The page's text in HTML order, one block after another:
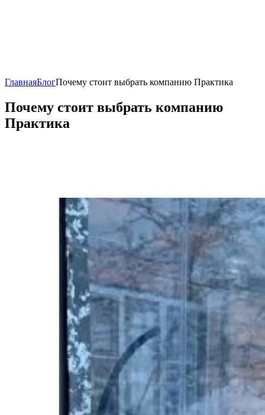
ГлавнаяБлогПочему стоит выбрать компанию Практика
Почему стоит выбрать компанию
Практика